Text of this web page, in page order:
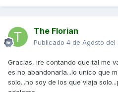
The Florian
Publicado 4 de Agosto del
Gracias, ire contando que tal me
es no abandonarla...lo unico que
solo...no soy de los que viaja